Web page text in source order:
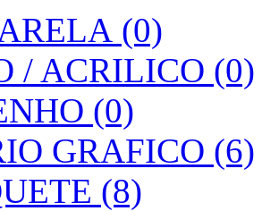
(0)
/ ACRILICO (0)
(0)
GRAFICO (6)
(8)